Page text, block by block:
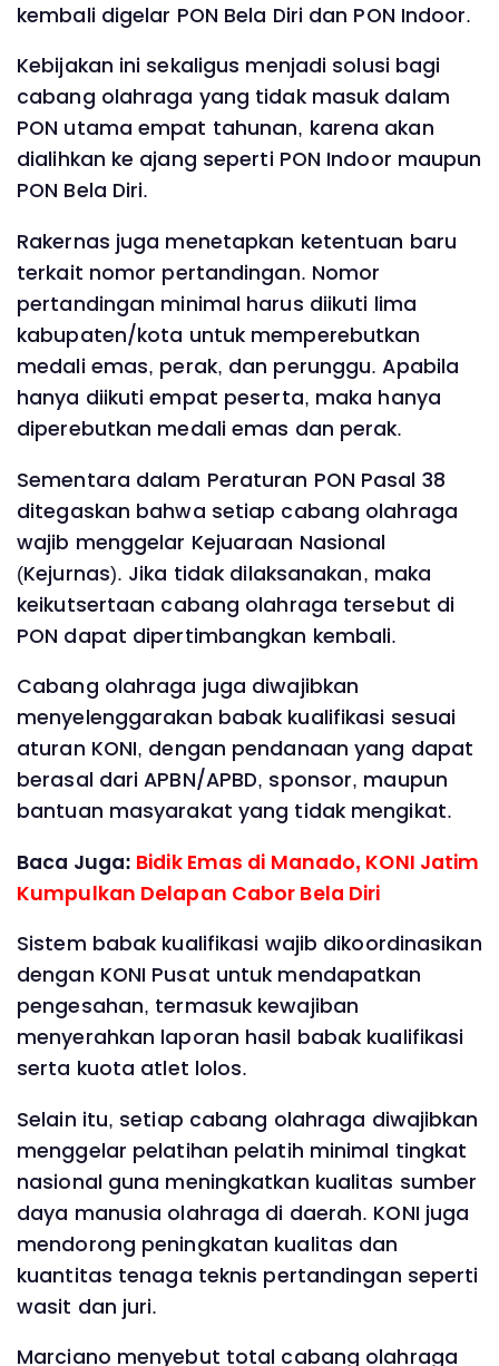
kembali digelar PON Bela Diri dan PON Indoor.
Kebijakan ini sekaligus menjadi solusi bagi
cabang olahraga yang tidak masuk dalam
PON utama empat tahunan, karena akan
dialihkan ke ajang seperti PON Indoor maupun
PON Bela Diri.
Rakernas juga menetapkan ketentuan baru
terkait nomor pertandingan. Nomor
pertandingan minimal harus diikuti lima
kabupaten/kota untuk memperebutkan
medali emas, perak, dan perunggu. Apabila
hanya diikuti empat peserta, maka hanya
diperebutkan medali emas dan perak.
Sementara dalam Peraturan PON Pasal 38
ditegaskan bahwa setiap cabang olahraga
wajib menggelar Kejuaraan Nasional
(Kejurnas). Jika tidak dilaksanakan, maka
keikutsertaan cabang olahraga tersebut di
PON dapat dipertimbangkan kembali.
Cabang olahraga juga diwajibkan
menyelenggarakan babak kualifikasi sesuai
aturan KONI, dengan pendanaan yang dapat
berasal dari APBN/APBD, sponsor, maupun
bantuan masyarakat yang tidak mengikat.
Baca Juga: Bidik Emas di Manado, KONI Jatim
Kumpulkan Delapan Cabor Bela Diri
Sistem babak kualifikasi wajib dikoordinasikan
dengan KONI Pusat untuk mendapatkan
pengesahan, termasuk kewajiban
menyerahkan laporan hasil babak kualifikasi
serta kuota atlet lolos.
Selain itu, setiap cabang olahraga diwajibkan
menggelar pelatihan pelatih minimal tingkat
nasional guna meningkatkan kualitas sumber
daya manusia olahraga di daerah. KONI juga
mendorong peningkatan kualitas dan
kuantitas tenaga teknis pertandingan seperti
wasit dan juri.
Marciano menyebut total cabang olahraga